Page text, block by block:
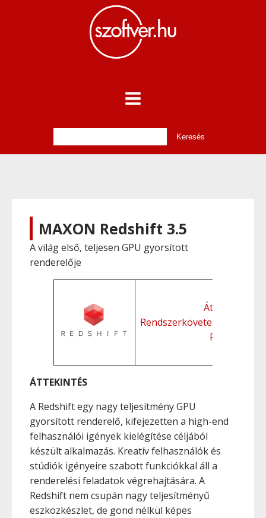
MAXON Redshift 3.5
A világ első, teljesen GPU gyorsított
renderelője
Áttekintés
Rendszerkövetelmények
Funkciók
ÁTTEKINTÉS
A Redshift egy nagy teljesítmény GPU
gyorsított renderelő, kifejezetten a high-end
felhasználói igények kielégítése céljából
készült alkalmazás. Kreatív felhasználók és
stúdiók igényeire szabott funkciókkal áll a
renderelési feladatok végrehajtására. A
Redshift nem csupán nagy teljesítményű
eszközkészlet, de gond nélkül képes